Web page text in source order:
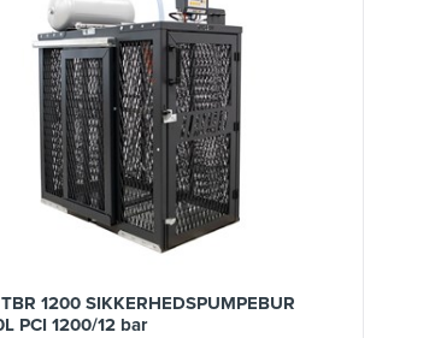
1200 SIKKERHEDSPUMPEBUR
PCI 1200/12 bar